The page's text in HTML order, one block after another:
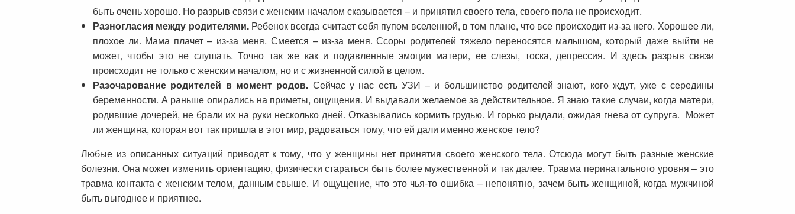
быть очень хорошо. Но разрыв связи с женским началом сказывается – и принятия своего тела, своего пола не происходит.
Разногласия между родителями.Ребенок всегда считает себя пупом вселенной, в том плане, что все происходит из-за него. Хорошее ли,
плохое ли. Мама плачет – из-за меня. Смеется – из-за меня. Ссоры родителей тяжело переносятся малышом, который даже выйти не
может, чтобы это не слушать. Точно так же как и подавленные эмоции матери, ее слезы, тоска, депрессия. И здесь разрыв связи
происходит не только с женским началом, но и с жизненной силой в целом.
Разочарование родителей в момент родов. Сейчас у нас есть УЗИ – и большинство родителей знают, кого ждут, уже с середины
беременности. А раньше опирались на приметы, ощущения. И выдавали желаемое за действительное. Я знаю такие случаи, когда матери,
родившие дочерей, не брали их на руки несколько дней. Отказывались кормить грудью. И горько рыдали, ожидая гнева от супруга. Может
ли женщина, которая вот так пришла в этот мир, радоваться тому, что ей дали именно женское тело?
Любые из описанных ситуаций приводят к тому, что у женщины нет принятия своего женского тела. Отсюда могут быть разные женские
болезни. Она может изменить ориентацию, физически стараться быть более мужественной и так далее. Травма перинатального уровня – это
травма контакта с женским телом, данным свыше. И ощущение, что это чья-то ошибка – непонятно, зачем быть женщиной, когда мужчиной
быть выгоднее и приятнее.